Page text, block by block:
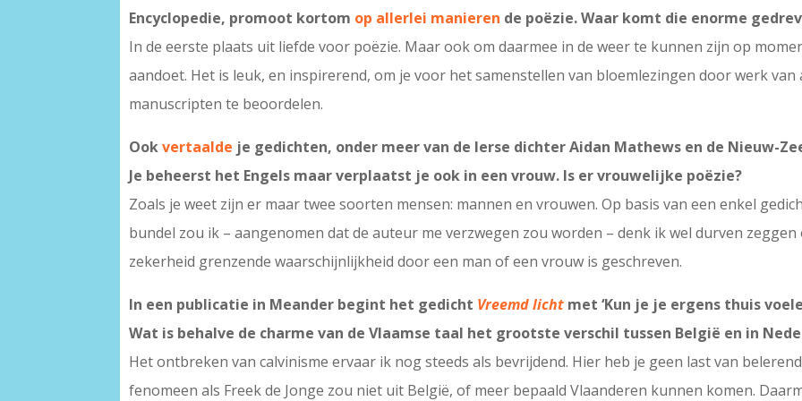
Encyclopedie, promoot kortom op allerlei manieren de poëzie. Waar komt die enorme
In de eerste plaats uit liefde voor poëzie. Maar ook om daarmee in de weer te kunnen zijn op
aandoet. Het is leuk, en inspirerend, om je voor het samenstellen van bloemlezingen door werk
manuscripten te beoordelen.
Ookvertaalde je gedichten, onder meer van de Ierse dichter Aidan Mathews en de Nieuw-
Je beheerst het Engels maar verplaatst je ook in een vrouw. Is er vrouwelijke poëzie?
Zoals je weet zijn er maar twee soorten mensen: mannen en vrouwen. Op basis van een enkel
bundel zou ik – aangenomen dat de auteur me verzwegen zou worden – denk ik wel durven
zekerheid grenzende waarschijnlijkheid door een man of een vrouw is geschreven.
In een publicatie in Meander begint het gedicht Vreemd licht met ‘Kun je je ergens thuis
Wat is behalve de charme van de Vlaamse taal het grootste verschil tussen België en in
Het ontbreken van calvinisme ervaar ik nog steeds als bevrijdend. Hier heb je geen last van
fenomeen als Freek de Jonge zou niet uit België, of meer bepaald Vlaanderen kunnen komen.